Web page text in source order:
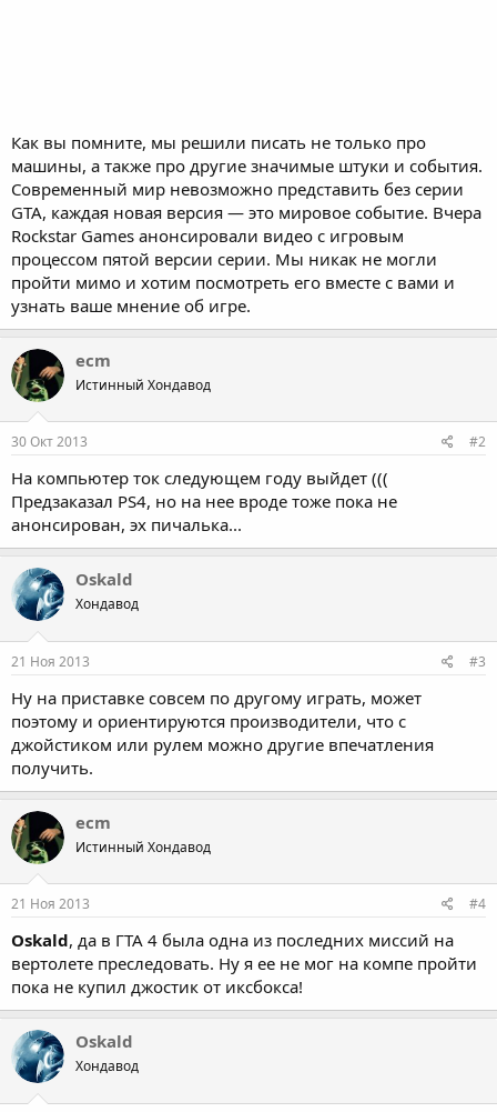
Как вы помните, мы решили писать не только про
машины, а также про другие значимые штуки и события.
Современный мир невозможно представить без серии
GTA, каждая новая версия — это мировое событие. Вчера
Rockstar Games анонсировали видео с игровым
процессом пятой версии серии. Мы никак не могли
пройти мимо и хотим посмотреть его вместе с вами и
узнать ваше мнение об игре.
ecm
Истинный Хондавод
30 Окт 2013 #2
На компьютер ток следующем году выйдет (((
Предзаказал PS4, но на нее вроде тоже пока не
анонсирован, эх пичалька...
Oskald
Хондавод
21 Ноя 2013 #3
Ну на приставке совсем по другому играть, может
поэтому и ориентируются производители, что с
джойстиком или рулем можно другие впечатления
получить.
ecm
Истинный Хондавод
21 Ноя 2013 #4
Oskald, да в ГТА 4 была одна из последних миссий на
вертолете преследовать. Ну я ее не мог на компе пройти
пока не купил джостик от иксбокса!
Oskald
Хондавод